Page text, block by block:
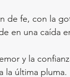
de fe, con la
en una caída
y la
la última pluma.